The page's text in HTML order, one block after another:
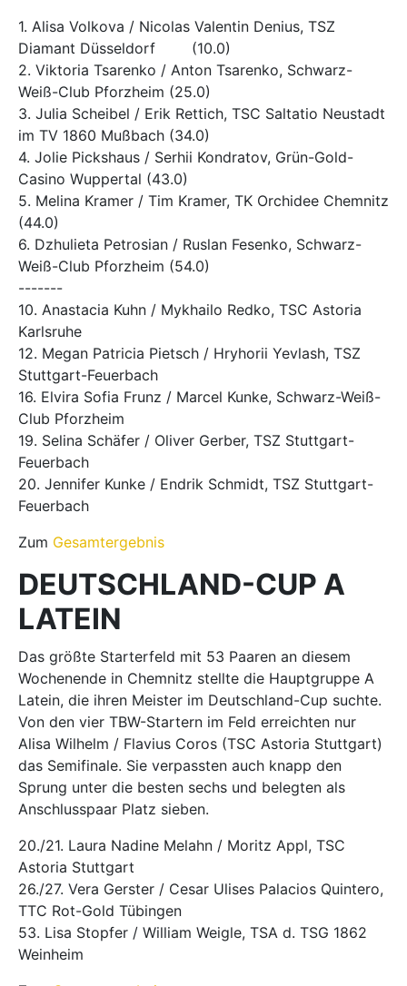
1. Alisa Volkova / Nicolas Valentin Denius, TSZ
Diamant Düsseldorf (10.0)
2. Viktoria Tsarenko / Anton Tsarenko, Schwarz-
Weiß-Club Pforzheim (25.0)
3. Julia Scheibel / Erik Rettich, TSC Saltatio Neustadt
im TV 1860 Mußbach (34.0)
4. Jolie Pickshaus / Serhii Kondratov, Grün-Gold-
Casino Wuppertal (43.0)
5. Melina Kramer / Tim Kramer, TK Orchidee Chemnitz
(44.0)
6. Dzhulieta Petrosian / Ruslan Fesenko, Schwarz-
Weiß-Club Pforzheim (54.0)
-------
10. Anastacia Kuhn / Mykhailo Redko, TSC Astoria
Karlsruhe
12. Megan Patricia Pietsch / Hryhorii Yevlash, TSZ
Stuttgart-Feuerbach
16. Elvira Sofia Frunz / Marcel Kunke, Schwarz-Weiß-
Club Pforzheim
19. Selina Schäfer / Oliver Gerber, TSZ Stuttgart-
Feuerbach
20. Jennifer Kunke / Endrik Schmidt, TSZ Stuttgart-
Feuerbach
Zum Gesamtergebnis
DEUTSCHLAND-CUP A
LATEIN
Das größte Starterfeld mit 53 Paaren an diesem
Wochenende in Chemnitz stellte die Hauptgruppe A
Latein, die ihren Meister im Deutschland-Cup suchte.
Von den vier TBW-Startern im Feld erreichten nur
Alisa Wilhelm / Flavius Coros (TSC Astoria Stuttgart)
das Semifinale. Sie verpassten auch knapp den
Sprung unter die besten sechs und belegten als
Anschlusspaar Platz sieben.
20./21. Laura Nadine Melahn / Moritz Appl, TSC
Astoria Stuttgart
26./27. Vera Gerster / Cesar Ulises Palacios Quintero,
TTC Rot-Gold Tübingen
53. Lisa Stopfer / William Weigle, TSA d. TSG 1862
Weinheim